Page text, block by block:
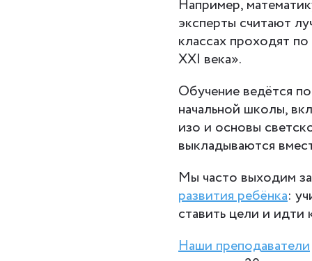
Например,
эксперты считают
классах проходят
XXI века».
Обучение ведётся
начальной школы,
изо и основы
выкладываются
Мы часто выходим
развития ребёнка:
ставить цели и идти
Наши преподаватели